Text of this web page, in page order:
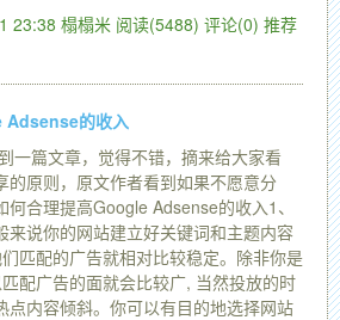
23:38 榻榻米 阅读(5488) 评论(0) 推荐
Adsense的收入
一篇文章，觉得不错，摘来给大家看
的原则，原文作者看到如果不愿意分
合理提高Google Adsense的收入1、
来说你的网站建立好关键词和主题内容
匹配的广告就相对比较稳定。除非你是
配广告的面就会比较广, 当然投放的时
点内容倾斜。你可以有目的地选择网站